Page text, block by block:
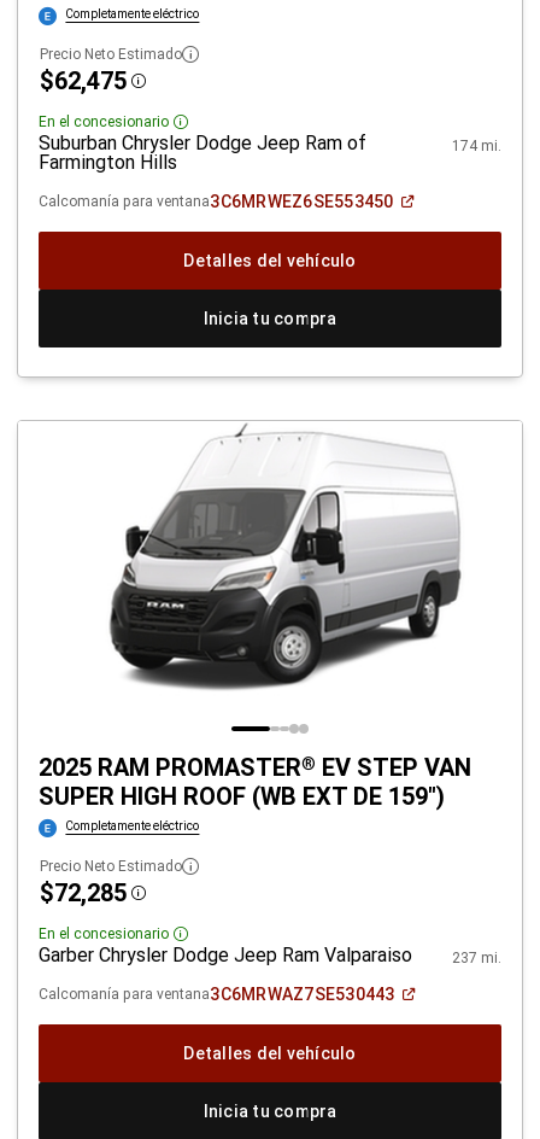
Completamente eléctrico
Precio Neto Estimado
$62,475 Disclosure
En el concesionario Disclosure
Suburban Chrysler Dodge Jeep Ram of
Farmington Hills
174 mi.
Calcomanía para ventana3C6MRWEZ6SE553450
(Abrir
una
Detalles del vehículo
Inicia tu compra
2025 RAM PROMASTER® EV STEP VAN
SUPER HIGH ROOF (WB EXT DE 159")
Completamente eléctrico
Precio Neto Estimado
$72,285 Disclosure
En el concesionario Disclosure
Garber Chrysler Dodge Jeep Ram Valparaiso 237 mi.
Calcomanía para ventana3C6MRWAZ7SE530443
(Abrir
una
Detalles del vehículo
Inicia tu compra